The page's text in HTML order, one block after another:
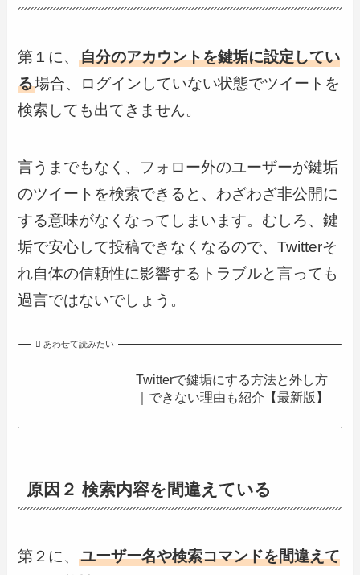
第１に、自分のアカウントを鍵垢に設定してい
る場合、ログインしていない状態でツイートを
検索しても出てきません。
言うまでもなく、フォロー外のユーザーが鍵垢
のツイートを検索できると、わざわざ非公開に
する意味がなくなってしまいます。むしろ、鍵
垢で安心して投稿できなくなるので、Twitterそ
れ自体の信頼性に影響するトラブルと言っても
過言ではないでしょう。
あわせて読みたい
Twitterで鍵垢にする方法と外し方
｜できない理由も紹介【最新版】
原因２ 検索内容を間違えている
第２に、ユーザー名や検索コマンドを間違えて